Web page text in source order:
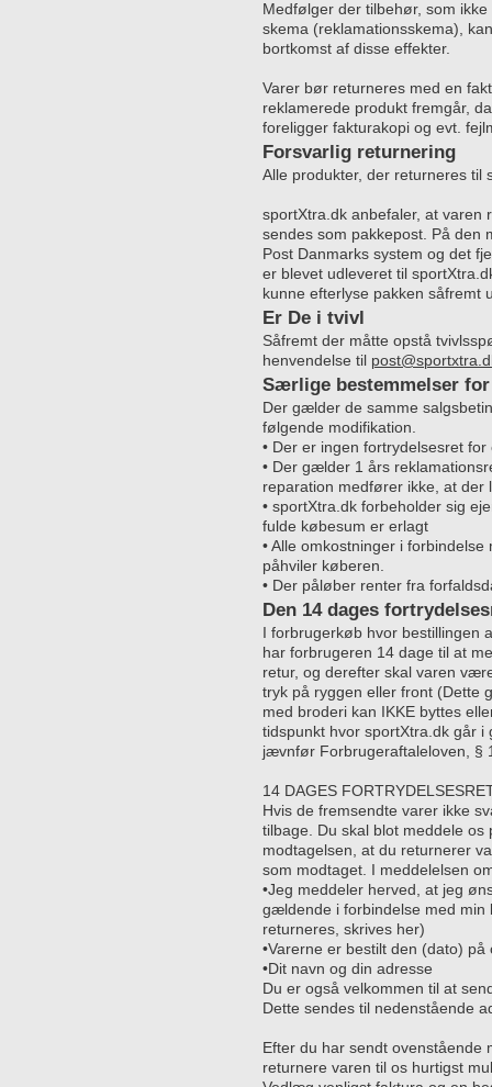
Medfølger der tilbehør, som
skema (reklamationsskema),
bortkomst af disse effekter.
Varer bør returneres med en
reklamerede produkt fremgår,
foreligger fakturakopi og evt.
Forsvarlig returnering
Alle produkter, der returneres til
sportXtra.dk anbefaler, at varen
sendes som pakkepost. På den
Post Danmarks system og det
er blevet udleveret til
kunne efterlyse pakken såfremt
Er De i tvivl
Såfremt der måtte opstå
henvendelse til
Særlige bestemmelser
Der gælder de samme
følgende modifikation.
• Der er ingen fortrydelsesret
• Der gælder 1 års
reparation medfører ikke, at
• sportXtra.dk forbeholder sig
fulde købesum er erlagt
• Alle omkostninger i
påhviler køberen.
• Der påløber renter fra
Den 14 dages
I forbrugerkøb hvor bestillingen
har forbrugeren 14 dage til at
retur, og derefter skal varen
tryk på ryggen eller front
med broderi kan IKKE byttes
tidspunkt hvor sportXtra.dk går
jævnfør Forbrugeraftaleloven, §
14 DAGES
Hvis de fremsendte varer ikke
tilbage. Du skal blot meddele os
modtagelsen, at du returnerer
som modtaget. I meddelelsen
•Jeg meddeler herved, at jeg
gældende i forbindelse med
returneres, skrives her)
•Varerne er bestilt den (dato)
•Dit navn og din adresse
Du er også velkommen til at
Dette sendes til nedenstående
Efter du har sendt ovenstående
returnere varen til os hurtigst